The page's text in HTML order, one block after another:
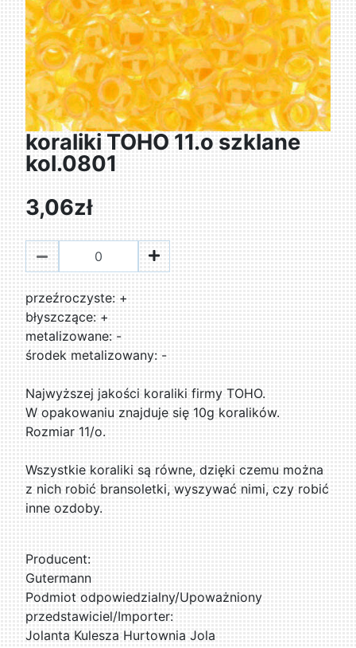
koraliki TOHO 11.o szklane
kol.0801
3,06zł
przeźroczyste: +
błyszczące: +
metalizowane: -
środek metalizowany: -
Najwyższej jakości koraliki firmy TOHO.
W opakowaniu znajduje się 10g koralików.
Rozmiar 11/o.
Wszystkie koraliki są równe, dzięki czemu można
z nich robić bransoletki, wyszywać nimi, czy robić
inne ozdoby.
Producent:
Gutermann
Podmiot odpowiedzialny/Upoważniony
przedstawiciel/Importer:
Jolanta Kulesza Hurtownia Jola